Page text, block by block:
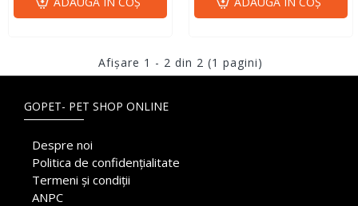
Afişare 1 - 2 din 2 (1 pagini)
GOPET- PET SHOP ONLINE
Despre noi
Politica de confidențialitate
Termeni și condiții
ANPC